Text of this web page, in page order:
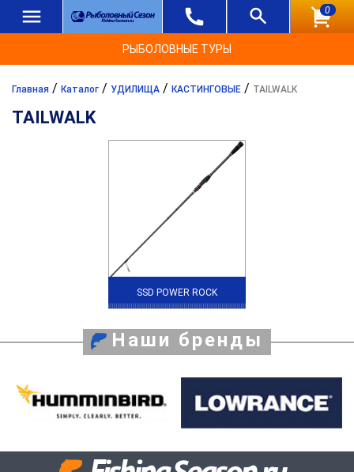
0
РЫБОЛОВНЫЕ ТУРЫ
Главная / Каталог / УДИЛИЩА / КАСТИНГОВЫЕ / TAILWALK
TAILWALK
SSD POWER ROCK
Наши бренды